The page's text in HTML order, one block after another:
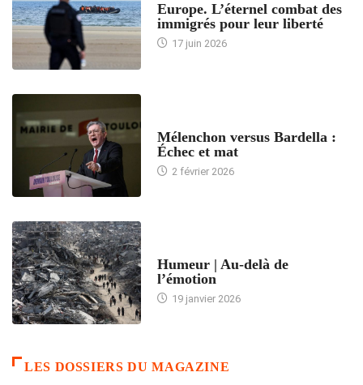
Europe. L’éternel combat des
immigrés pour leur liberté
17 juin 2026
Mélenchon versus Bardella :
Échec et mat
2 février 2026
Humeur | Au-delà de
l’émotion
19 janvier 2026
LES DOSSIERS DU MAGAZINE